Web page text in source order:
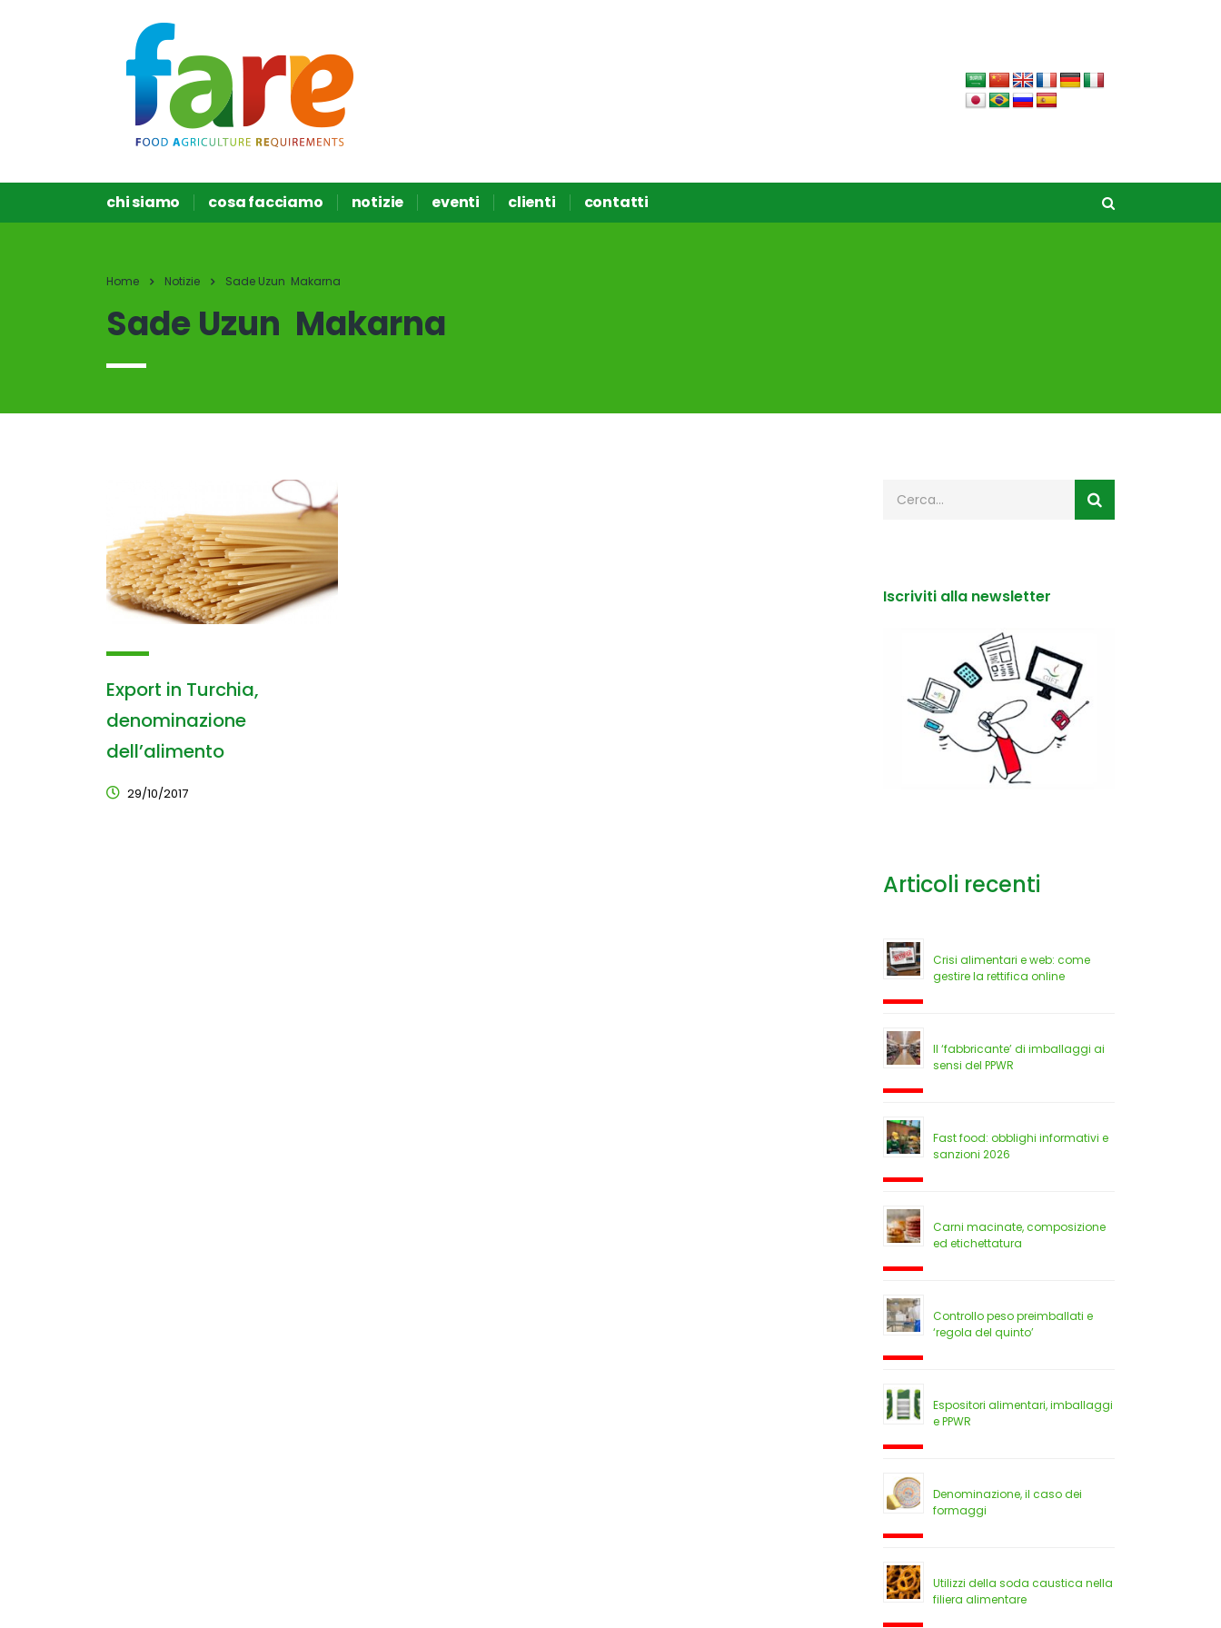
chi siamo cosa facciamo notizie eventi clienti contatti
Home Notizie Sade Uzun Makarna
Sade Uzun Makarna
Export in Turchia,
denominazione
dell’alimento
29/10/2017
Iscriviti alla newsletter
Articoli recenti
Crisi alimentari e web: come
gestire la rettifica online
Il ‘fabbricante’ di imballaggi ai
sensi del PPWR
Fast food: obblighi informativi e
sanzioni 2026
Carni macinate, composizione
ed etichettatura
Controllo peso preimballati e
‘regola del quinto’
Espositori alimentari, imballaggi
e PPWR
Denominazione, il caso dei
formaggi
Utilizzi della soda caustica nella
filiera alimentare